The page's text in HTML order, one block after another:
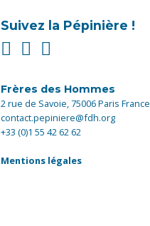
Suivez la Pépinière !
Frères des Hommes
2 rue de Savoie, 75006 Paris France
contact.pepiniere@fdh.org
+33 (0)1 55 42 62 62
Mentions légales